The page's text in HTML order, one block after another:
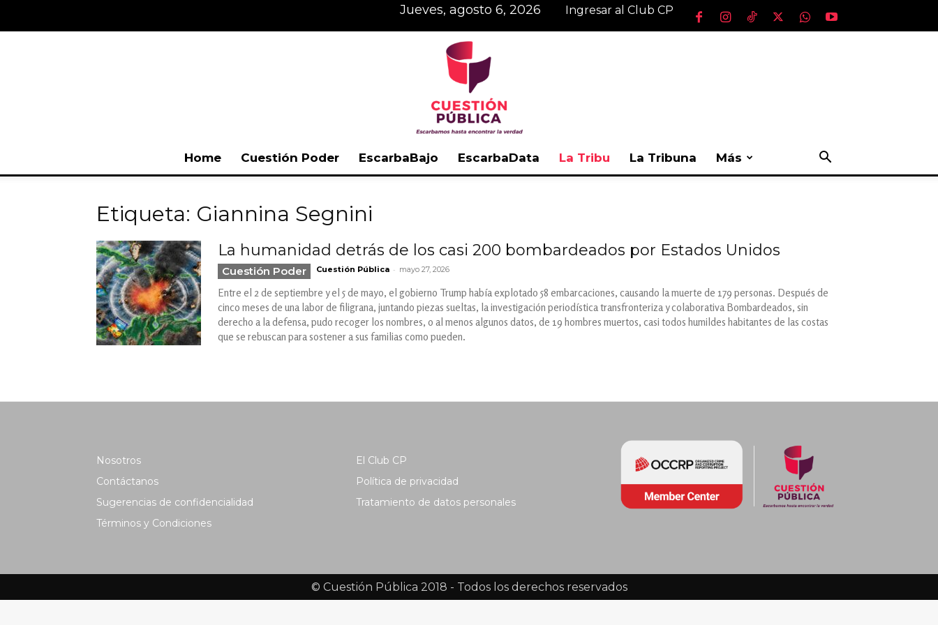
jueves, agosto 6, 2026 Ingresar al Club CP
Home Cuestión Poder EscarbaBajo EscarbaData La Tribu La Tribuna Más
Etiqueta: Giannina Segnini
La humanidad detrás de los casi 200 bombardeados por Estados Unidos
Cuestión Poder Cuestión Pública - mayo 27, 2026
Entre el 2 de septiembre y el 5 de mayo, el gobierno Trump había explotado 58 embarcaciones, causando la muerte de 179 personas. Después de
cinco meses de una labor de filigrana, juntando piezas sueltas, la investigación periodística transfronteriza y colaborativa Bombardeados, sin
derecho a la defensa, pudo recoger los nombres, o al menos algunos datos, de 19 hombres muertos, casi todos humildes habitantes de las costas
que se rebuscan para sostener a sus familias como pueden.
Nosotros
Contáctanos
Sugerencias de confidencialidad
Términos y Condiciones
El Club CP
Política de privacidad
Tratamiento de datos personales
© Cuestión Pública 2018 - Todos los derechos reservados